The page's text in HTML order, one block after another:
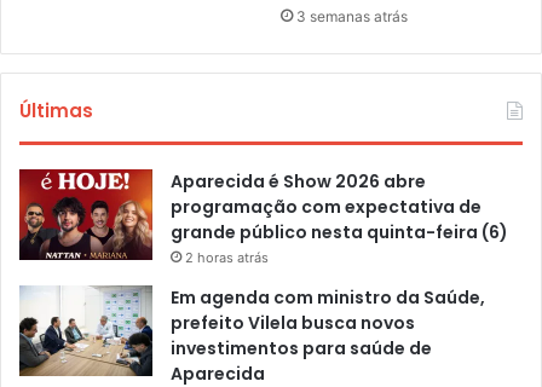
3 semanas atrás
Últimas
Aparecida é Show 2026 abre
programação com expectativa de
grande público nesta quinta-feira (6)
2 horas atrás
Em agenda com ministro da Saúde,
prefeito Vilela busca novos
investimentos para saúde de
Aparecida